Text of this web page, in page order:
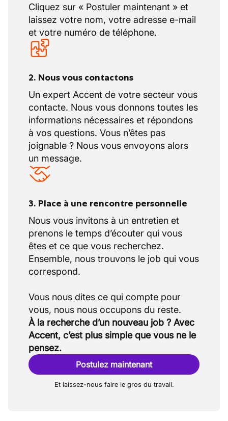
mais des jours de repos compensatoires.
Des avantages complémentaires
Formations et recyclages pour renforcer vos
connaissances professionnelles.
rencontrerez directement vos collègues
potentiels. Saisissez cette opportunité et
contribuez à construire demain !
Cliquez sur « Postuler maintenant » et
laissez votre nom, votre adresse e-mail
et votre numéro de téléphone.
2. Nous vous contactons
Un expert Accent de votre secteur vous
contacte. Nous vous donnons toutes les
informations nécessaires et répondons
à vos questions. Vous n’êtes pas
joignable ? Nous vous envoyons alors
un message.
3. Place à une rencontre personnelle
Nous vous invitons à un entretien et
prenons le temps d’écouter qui vous
êtes et ce que vous recherchez.
Ensemble, nous trouvons le job qui vous
correspond.
Vous nous dites ce qui compte pour
À la recherche d’un nouveau job ? Avec
Accent, c’est plus simple que vous ne le
pensez.
Postulez maintenant
Et laissez-nous faire le gros du travail.